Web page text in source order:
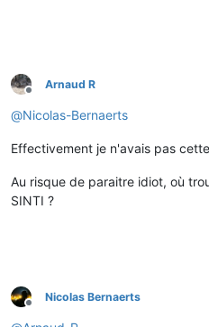
Offline
Arnaud R
@Nicolas-Bernaerts
Effectivement je n'avais pas
Au risque de paraitre idiot, où
SINTI ?
Offline
Nicolas Bernaerts